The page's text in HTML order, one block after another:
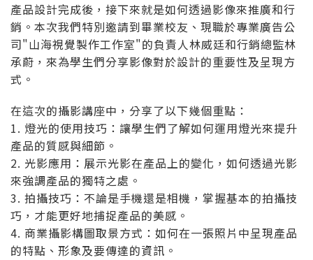
產品設計完成後，接下來就是如何透過影像來推廣和行
銷。本次我們特別邀請到畢業校友、現職於專業廣告公
司"山海視覺製作工作室"的負責人林威廷和行銷總監林
承蔚，來為學生們分享影像對於設計的重要性及呈現方
式。
在這次的攝影講座中，分享了以下幾個重點：
1. 燈光的使用技巧：讓學生們了解如何運用燈光來提升
產品的質感與細節。
2. 光影應用：展示光影在產品上的變化，如何透過光影
來強調產品的獨特之處。
3. 拍攝技巧：不論是手機還是相機，掌握基本的拍攝技
巧，才能更好地捕捉產品的美感。
4. 商業攝影構圖取景方式：如何在一張照片中呈現產品
的特點、形象及要傳達的資訊。